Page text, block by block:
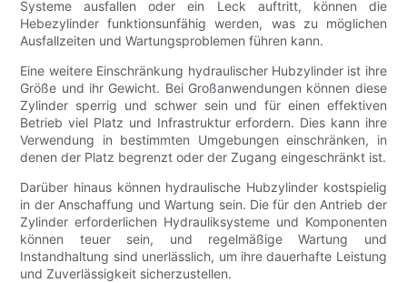
Systeme ausfallen oder ein Leck auftritt, können die
Hebezylinder funktionsunfähig werden, was zu möglichen
Ausfallzeiten und Wartungsproblemen führen kann.
Eine weitere Einschränkung hydraulischer Hubzylinder ist ihre
Größe und ihr Gewicht. Bei Großanwendungen können diese
Zylinder sperrig und schwer sein und für einen effektiven
Betrieb viel Platz und Infrastruktur erfordern. Dies kann ihre
Verwendung in bestimmten Umgebungen einschränken, in
denen der Platz begrenzt oder der Zugang eingeschränkt ist.
Darüber hinaus können hydraulische Hubzylinder kostspielig
in der Anschaffung und Wartung sein. Die für den Antrieb der
Zylinder erforderlichen Hydrauliksysteme und Komponenten
können teuer sein, und regelmäßige Wartung und
Instandhaltung sind unerlässlich, um ihre dauerhafte Leistung
und Zuverlässigkeit sicherzustellen.